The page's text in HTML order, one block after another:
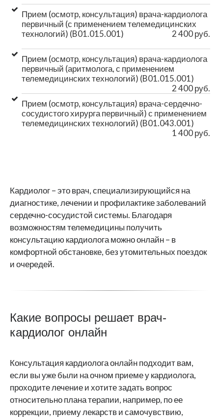
Прием (осмотр, консультация) врача-кардиолога
первичный (с применением телемедицинских
технологий) (B01.015.001)
2 400 руб.
Прием (осмотр, консультация) врача-кардиолога
первичный (аритмолога, с применением
телемедицинских технологий) (B01.015.001)
2 400 руб.
Прием (осмотр, консультация) врача-сердечно-
сосудистого хирурга первичный) с применением
телемедицинских технологий) (B01.043.001)
1 400 руб.
Кардиолог – это врач, специализирующийся на
диагностике, лечении и профилактике заболеваний
сердечно-сосудистой системы. Благодаря
возможностям телемедицины получить
консультацию кардиолога можно онлайн – в
комфортной обстановке, без утомительных поездок
и очередей.
Какие вопросы решает врач-
кардиолог онлайн
Консультация кардиолога онлайн подходит вам,
если вы уже были на очном приеме у кардиолога,
проходите лечение и хотите задать вопрос
относительно плана терапии, например, по ее
коррекции, приему лекарств и самочувствию,